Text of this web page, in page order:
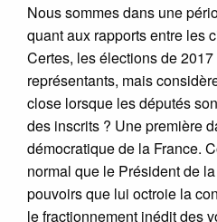
Nous sommes dans une
quant aux rapports entre les
Certes, les élections de
représentants, mais
close lorsque les députés
des inscrits ? Une première
démocratique de la France.
normal que le Président de
pouvoirs que lui octroie la
le fractionnement inédit des